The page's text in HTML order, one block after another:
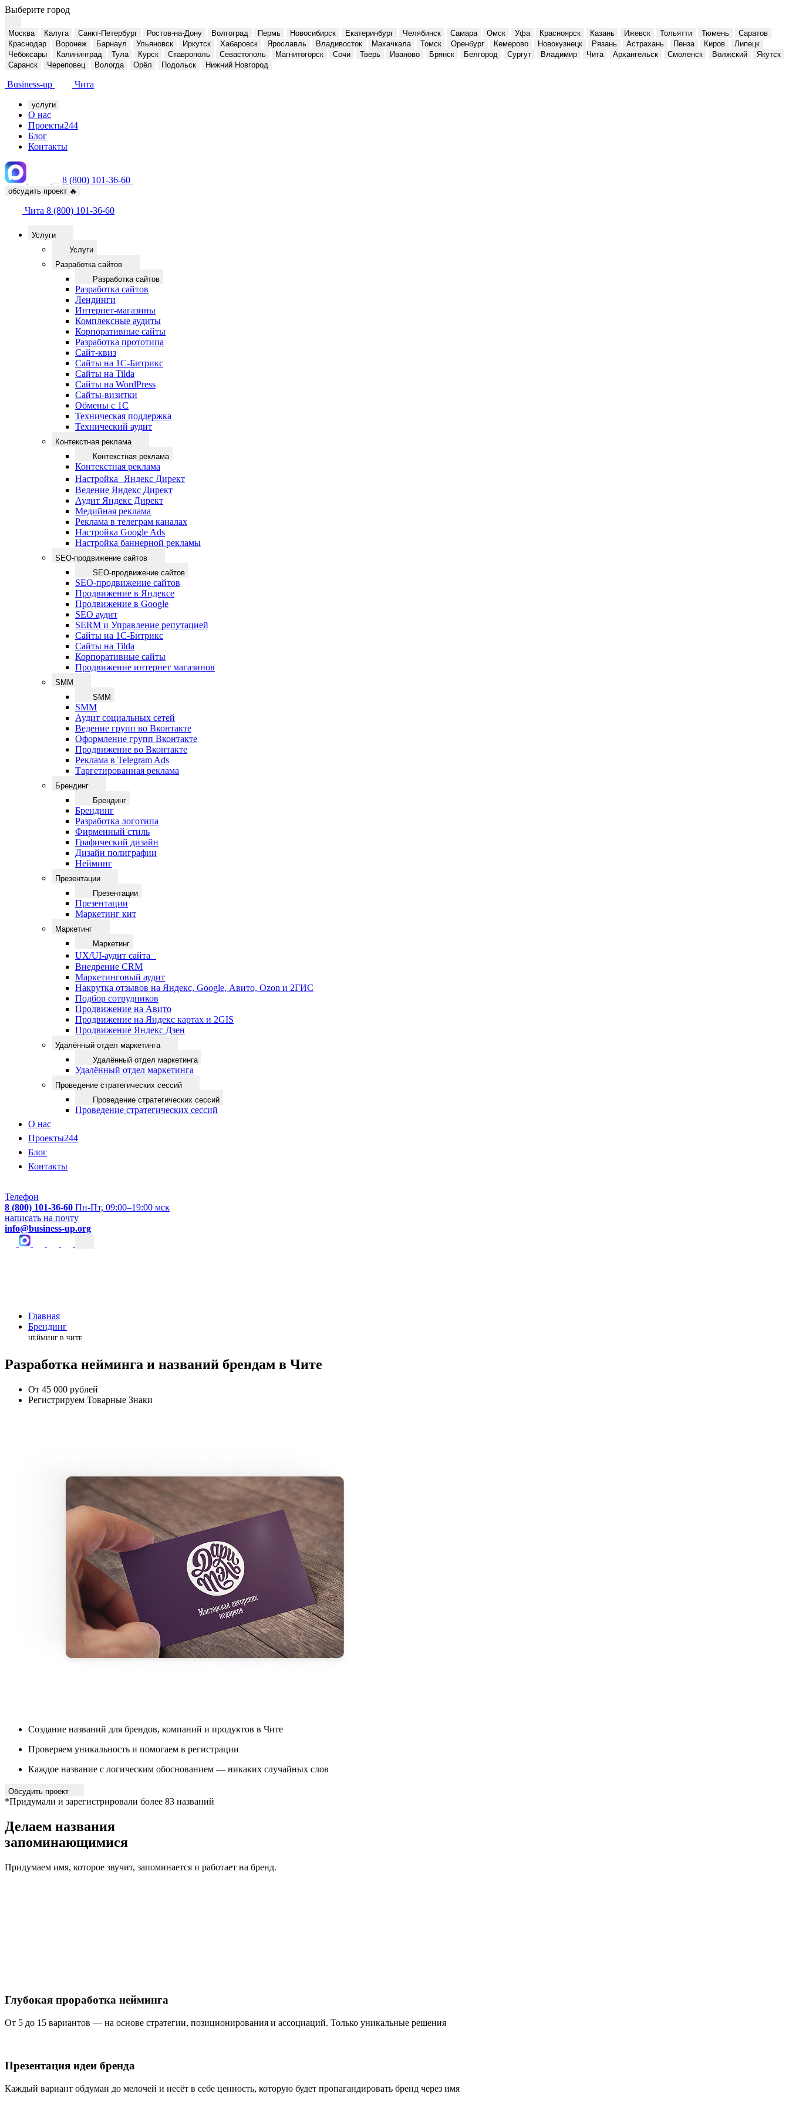
Выберите город
Москва Калуга Санкт-Петербург Ростов-на-Дону Волгоград Пермь Новосибирск Екатеринбург Челябинск Самара Омск Уфа Красноярск Казань Ижевск Тольятти Тюмень
Саратов
Краснодар
Воронеж Барнаул Ульяновск Иркутск Хабаровск Ярославль Владивосток Махачкала Томск Оренбург Кемерово Новокузнецк Рязань Астрахань Пенза Киров
Липецк
Чебоксары
Калининград Тула Курск Ставрополь Севастополь Магнитогорск Сочи Тверь Иваново Брянск Белгород Сургут Владимир Чита Архангельск Смоленск Волжский
Якутск
Саранск
Череповец Вологда Орёл Подольск Нижний Новгород
Business-up Чита
услуги
О нас
Проекты244
Блог
Контакты
8 (800) 101-36-60
обсудить проект 🔥
Чита 8 (800) 101-36-60
Услуги
Услуги
Разработка сайтов
Разработка сайтов
Разработка сайтов
Лендинги
Интернет-магазины
Комплексные аудиты
Корпоративные сайты
Разработка прототипа
Сайт-квиз
Сайты на 1С-Битрикс
Сайты на Tilda
Сайты на WordPress
Сайты-визитки
Обмены с 1С
Техническая поддержка
Технический аудит
Контекстная реклама
Контекстная реклама
Контекстная реклама
Настройка Яндекс Директ
Ведение Яндекс Директ
Аудит Яндекс Директ
Медийная реклама
Реклама в телеграм каналах
Настройка Google Ads
Настройка баннерной рекламы
SEO-продвижение сайтов
SEO-продвижение сайтов
SEO-продвижение сайтов
Продвижение в Яндексе
Продвижение в Google
SEO аудит
SERM и Управление репутацией
Сайты на 1С-Битрикс
Сайты на Tilda
Корпоративные сайты
Продвижение интернет магазинов
SMM
SMM
SMM
Аудит социальных сетей
Ведение групп во Вконтакте
Оформление групп Вконтакте
Продвижение во Вконтакте
Реклама в Telegram Ads
Таргетированная реклама
Брендинг
Брендинг
Брендинг
Разработка логотипа
Фирменный стиль
Графический дизайн
Дизайн полиграфии
Нейминг
Презентации
Презентации
Презентации
Маркетинг кит
Маркетинг
Маркетинг
UX/UI-аудит сайта
Внедрение CRM
Маркетинговый аудит
Накрутка отзывов на Яндекс, Google, Авито, Ozon и 2ГИС
Подбор сотрудников
Продвижение на Авито
Продвижение на Яндекс картах и 2GIS
Продвижение Яндекс Дзен
Удалённый отдел маркетинга
Удалённый отдел маркетинга
Удалённый отдел маркетинга
Проведение стратегических сессий
Проведение стратегических сессий
Проведение стратегических сессий
О нас
Проекты244
Блог
Контакты
Телефон
8 (800) 101-36-60 Пн-Пт, 09:00–19:00 мск
написать на почту
info@business-up.org
Главная
Брендинг
НЕЙМИНГ В ЧИТЕ
Разработка нейминга и названий брендам в Чите
От 45 000 рублей
Регистрируем Товарные Знаки
Создание названий для брендов, компаний и продуктов в Чите
Проверяем уникальность и помогаем в регистрации
Каждое название с логическим обоснованием — никаких случайных слов
Обсудить проект
*Придумали и зарегистрировали более 83 названий
Делаем названия
запоминающимися
Придумаем имя, которое звучит, запоминается и работает на бренд.
Глубокая проработка нейминга
От 5 до 15 вариантов — на основе стратегии, позиционирования и ассоциаций. Только уникальные решения
Презентация идеи бренда
Каждый вариант обдуман до мелочей и несёт в себе ценность, которую будет пропагандировать бренд через имя